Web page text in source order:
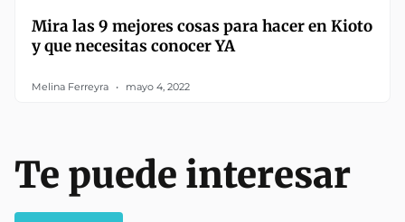
Mira las 9 mejores cosas para hacer en Kioto
y que necesitas conocer YA
Melina Ferreyra mayo 4, 2022
Te puede interesar